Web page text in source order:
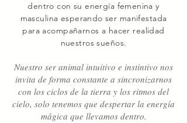
dentro con su energía femenina y
masculina esperando ser manifestada
para acompañarnos a hacer realidad
nuestros sueños.
Nuestro ser animal intuitivo e instintivo nos
invita de forma constante a sincronizarnos
con los ciclos de la tierra y los ritmos del
cielo, solo tenemos que despertar la energía
mágica que llevamos dentro.